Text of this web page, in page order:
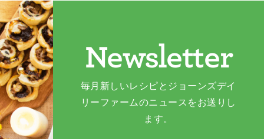
Newsletter
毎月新しいレシピとジョーンズデイ
リーファームのニュースをお送りし
ます。